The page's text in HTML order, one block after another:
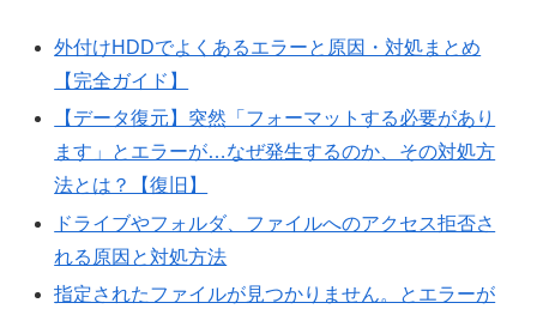
外付けHDDでよくあるエラーと原因・対処まとめ
【完全ガイド】
【データ復元】突然「フォーマットする必要があり
ます」とエラーが…なぜ発生するのか、その対処方
法とは？【復旧】
ドライブやフォルダ、ファイルへのアクセス拒否さ
れる原因と対処方法
指定されたファイルが見つかりません。とエラーが